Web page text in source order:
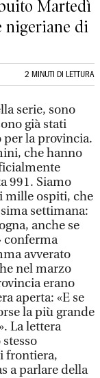
Martedì
nigeriane di
2 MINUTI DI LETTURA
serie, sono
già stati
la provincia.
che hanno
991. Siamo
mille ospiti, che
settimana:
anche se
conferma
avverato
nel marzo
erano
aperta: «E se
la più grande
La lettera
frontiera,
a parlare della